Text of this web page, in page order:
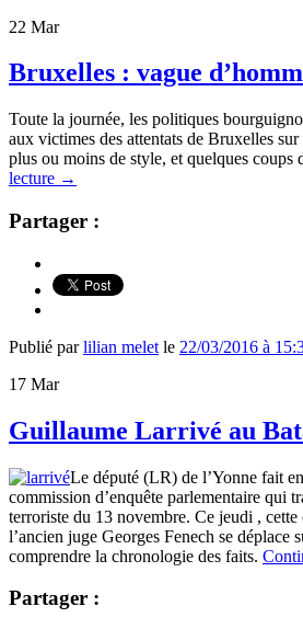
22 Mar
Bruxelles : vague
Toute la journée, les politiques
aux victimes des attentats de Bruxelles
plus ou moins de style, et quelques coups
lecture →
Partager :
Publié parlilian melet le 22/03/2016 à
17 Mar
Guillaume Larrivé au
Le député (LR) de l’Yonne fait
commission d’enquête parlementaire qui
terroriste du 13 novembre. Ce jeudi ,
l’ancien juge Georges Fenech se déplace
comprendre la chronologie des faits.
Partager :